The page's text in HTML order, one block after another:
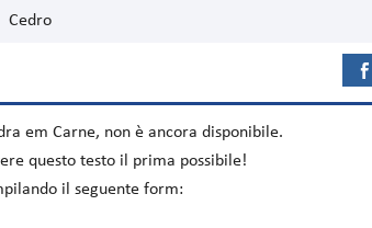
Cedro
em Carne, non è ancora disponibile.
questo testo il prima possibile!
il seguente form: